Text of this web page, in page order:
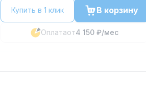
Купить в 1 клик В корзину
Оплатаот4 150 ₽/мес